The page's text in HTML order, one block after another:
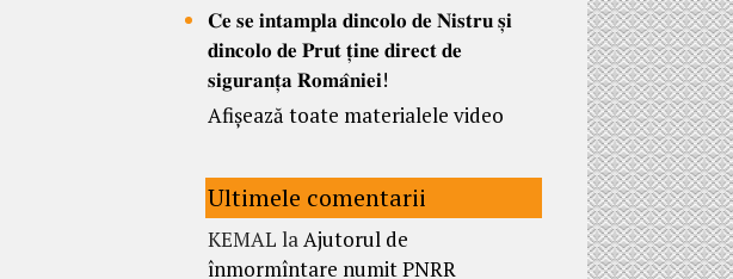
𝐂𝐞 𝐬𝐞 𝐢𝐧𝐭𝐚𝐦𝐩𝐥𝐚 𝐝𝐢𝐧𝐜𝐨𝐥𝐨 𝐝𝐞 𝐍𝐢𝐬𝐭𝐫𝐮 𝐬̦𝐢
𝐝𝐢𝐧𝐜𝐨𝐥𝐨 𝐝𝐞 𝐏𝐫𝐮𝐭 𝐭̦𝐢𝐧𝐞 𝐝𝐢𝐫𝐞𝐜𝐭 𝐝𝐞
𝐬𝐢𝐠𝐮𝐫𝐚𝐧𝐭̦𝐚 𝐑𝐨𝐦𝐚̂𝐧𝐢𝐞𝐢!
Afișează toate materialele video
Ultimele comentarii
KEMAL laAjutorul de
înmormîntare numit PNRR